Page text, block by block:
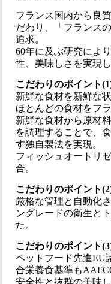
フランス国内から良
だわり、「フランス
追求。
60年に及ぶ研究によ
性、美味しさを実現し
こだわりのポイント
新鮮な食材を新鮮な
ほとんどの食材をフ
新鮮な食材から原材
を調理することで、
す独自製法を実現。
フィッシュオートリ
合。
こだわりのポイント
厳格な管理と自動化
ングレードの衛生と
た。
こだわりのポイント
ペットフード先進EU
合栄養食基準も